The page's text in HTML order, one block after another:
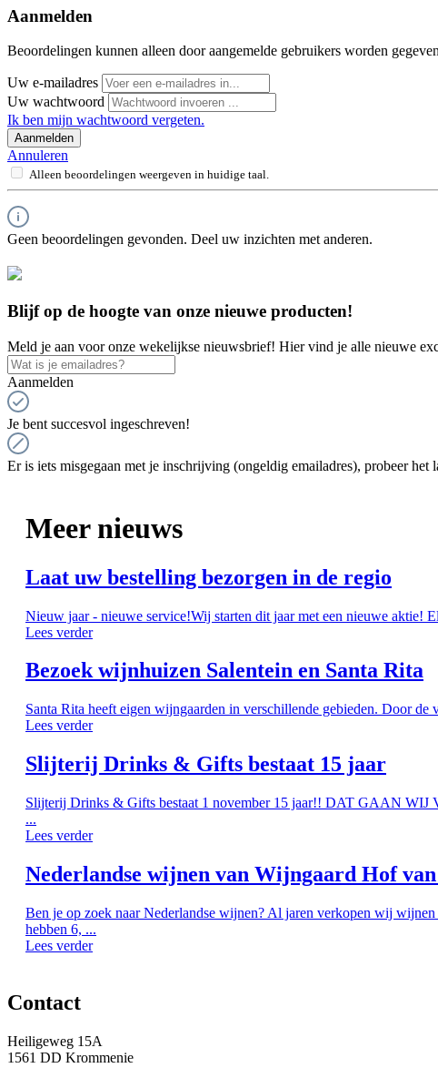
Aanmelden
Beoordelingen kunnen alleen door aangemelde gebruikers worden
Uw e-mailadres
Uw wachtwoord
Ik ben mijn wachtwoord vergeten.
Aanmelden
Annuleren
Alleen beoordelingen weergeven in huidige taal.
Geen beoordelingen gevonden. Deel uw inzichten met anderen.
Blijf op de hoogte van onze nieuwe producten!
Meld je aan voor onze wekelijkse nieuwsbrief! Hier vind je alle nieuwe
Aanmelden
Je bent succesvol ingeschreven!
Er is iets misgegaan met je inschrijving (ongeldig emailadres), probeer het
Meer nieuws
Laat uw bestelling bezorgen in de regio
Nieuw jaar - nieuwe service!Wij starten dit jaar met een nieuwe aktie!
Lees verder
Bezoek wijnhuizen Salentein en Santa Rita
Santa Rita heeft eigen wijngaarden in verschillende gebieden. Door
Lees verder
Slijterij Drinks & Gifts bestaat 15 jaar
Slijterij Drinks & Gifts bestaat 1 november 15 jaar!! DAT GAAN
...
Lees verder
Nederlandse wijnen van Wijngaard Hof
Ben je op zoek naar Nederlandse wijnen? Al jaren verkopen wij
hebben 6, ...
Lees verder
Contact
Heiligeweg 15A
1561 DD Krommenie